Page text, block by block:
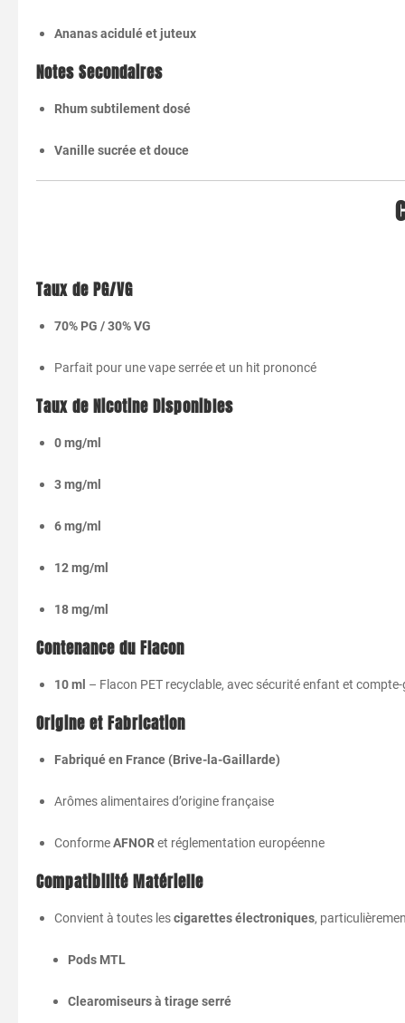
Ananasaciduléet juteux
Notes Secondaires
Rhumsubtilementdosé
Vanillesucréeetdouce
Taux de PG/VG
70% PG /30%VG
Parfait pour unevape serréeet un hit prononcé
Taux de Nicotine Disponibles
0mg/ml
3mg/ml
6mg/ml
12mg/ml
18mg/ml
Contenance du Flacon
10ml – Flacon PET recyclable, avec sécuritéenfant et compte-
Origine et Fabrication
Fabriquéen France (Brive-la-Gaillarde)
Arômesalimentairesd’originefrançaise
ConformeAFNORet réglementation européenne
Compatibilité Matérielle
Convient à toutes lescigarettesélectroniques,
Pods MTL
Clearomiseursà tirageserré